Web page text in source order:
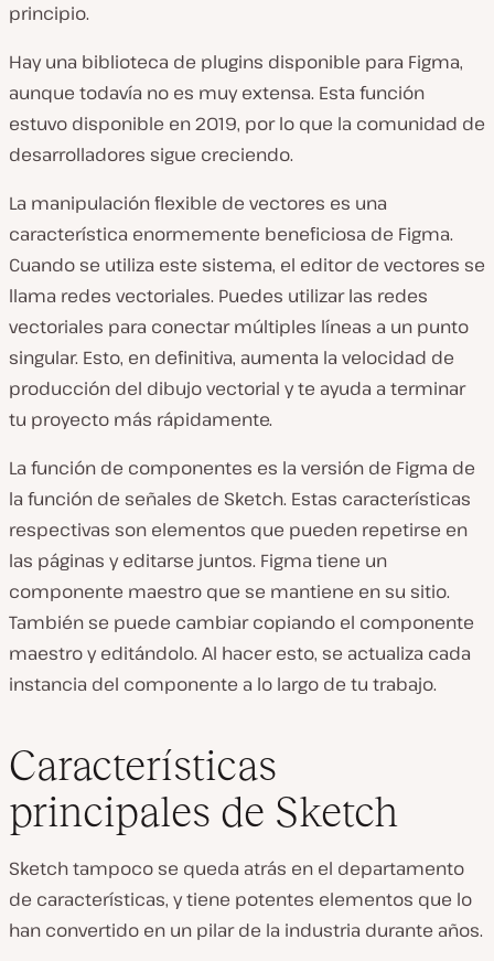
principio.
Hay una biblioteca de plugins disponible para Figma,
aunque todavía no es muy extensa. Esta función
estuvo disponible en 2019, por lo que la comunidad de
desarrolladores sigue creciendo.
La manipulación flexible de vectores es una
característica enormemente beneficiosa de Figma.
Cuando se utiliza este sistema, el editor de vectores se
llama redes vectoriales. Puedes utilizar las redes
vectoriales para conectar múltiples líneas a un punto
singular. Esto, en definitiva, aumenta la velocidad de
producción del dibujo vectorial y te ayuda a terminar
tu proyecto más rápidamente.
La función de componentes es la versión de Figma de
la función de señales de Sketch. Estas características
respectivas son elementos que pueden repetirse en
las páginas y editarse juntos. Figma tiene un
componente maestro que se mantiene en su sitio.
También se puede cambiar copiando el componente
maestro y editándolo. Al hacer esto, se actualiza cada
instancia del componente a lo largo de tu trabajo.
Características
principales de Sketch
Sketch tampoco se queda atrás en el departamento
de características, y tiene potentes elementos que lo
han convertido en un pilar de la industria durante años.